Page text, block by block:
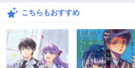
第34話
第32話
2年前
第31話
2年前
第30話 第29話
こちらもおすすめ